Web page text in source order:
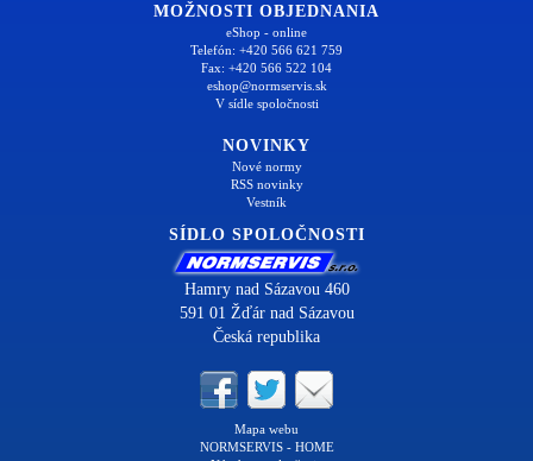
MOŽNOSTI OBJEDNANIA
eShop - online
Telefón: +420 566 621 759
Fax: +420 566 522 104
eshop@normservis.sk
V sídle spoločnosti
NOVINKY
Nové normy
RSS novinky
Vestník
SÍDLO SPOLOČNOSTI
Hamry nad Sázavou 460
591 01 Žďár nad Sázavou
Česká republika
Mapa webu
NORMSERVIS - HOME